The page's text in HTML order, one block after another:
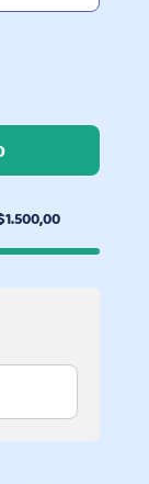
1.500,00